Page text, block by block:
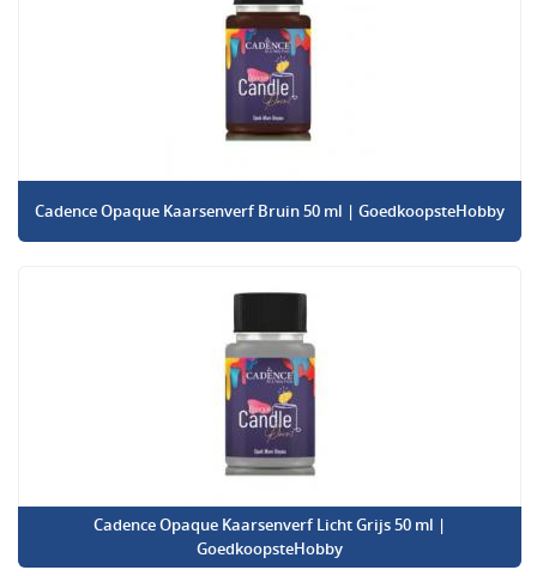
Cadence Opaque Kaarsenverf Bruin 50 ml | GoedkoopsteHobby
Cadence Opaque Kaarsenverf Licht Grijs 50 ml |
GoedkoopsteHobby